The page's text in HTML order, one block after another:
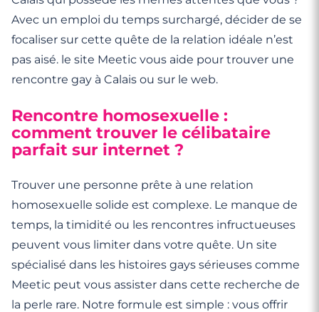
Avec un emploi du temps surchargé, décider de se
focaliser sur cette quête de la relation idéale n’est
pas aisé. le site Meetic vous aide pour trouver une
rencontre gay à Calais ou sur le web.
Rencontre homosexuelle :
comment trouver le célibataire
parfait sur internet ?
Trouver une personne prête à une relation
homosexuelle solide est complexe. Le manque de
temps, la timidité ou les rencontres infructueuses
peuvent vous limiter dans votre quête. Un site
spécialisé dans les histoires gays sérieuses comme
Meetic peut vous assister dans cette recherche de
la perle rare. Notre formule est simple : vous offrir